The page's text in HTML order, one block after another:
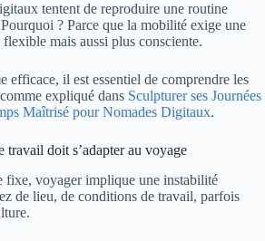
tentent de reproduire une routine
? Parce que la mobilité exige une
mais aussi plus consciente.
efficace, il est essentiel de comprendre les
expliqué dans Sculpturer ses Journées
Maîtrisé pour Nomades Digitaux.
doit s’adapter au voyage
fixe, voyager implique une instabilité
de lieu, de conditions de travail, parfois